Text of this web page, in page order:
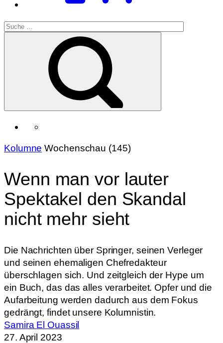
Kolumne Wochenschau (145)
Wenn man vor lauter
Spektakel den Skandal
nicht mehr sieht
Die Nachrichten über Springer, seinen Verleger
und seinen ehemaligen Chefredakteur
überschlagen sich. Und zeitgleich der Hype um
ein Buch, das das alles verarbeitet. Opfer und die
Aufarbeitung werden dadurch aus dem Fokus
gedrängt, findet unsere Kolumnistin.
Samira El Ouassil
27. April 2023